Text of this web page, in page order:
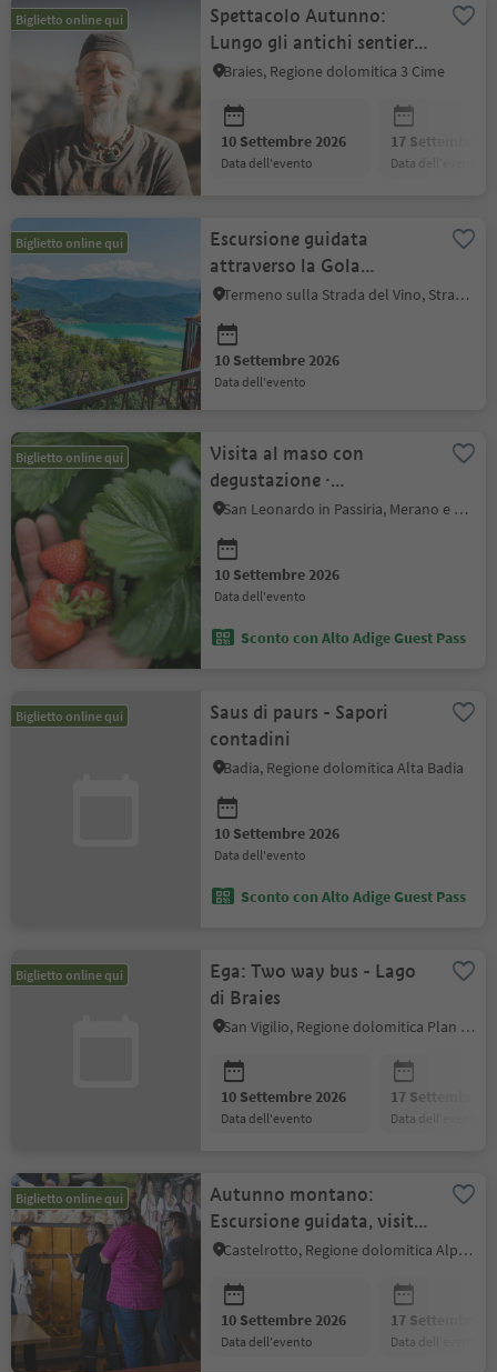
Biglietto online qui
Spettacolo Autunno:
Lungo gli antichi sentieri
dei pastori
Braies, Regione dolomitica 3 Cime
10 Settembre 2026
data dell'evento
17 Settembre
data dell'evento
Biglietto online qui
Escursione guidata
attraverso la Gola
Rastenbachklamm
Termeno sulla Strada del Vino, Strada del Vino
10 Settembre 2026
data dell'evento
Biglietto online qui
Visita al maso con
degustazione ·
Manggerhof
San Leonardo in Passiria, Merano e dintorni
10 Settembre 2026
data dell'evento
Sconto con Alto Adige Guest Pass
Biglietto online qui
Saus di paurs - Sapori
contadini
Badia, Regione dolomitica Alta Badia
10 Settembre 2026
data dell'evento
Sconto con Alto Adige Guest Pass
Biglietto online qui
Ega: Two way bus - Lago
di Braies
San Vigilio, Regione dolomitica Plan de Corones
10 Settembre 2026
data dell'evento
17 Settembre
data dell'evento
Biglietto online qui
Autunno montano:
Escursione guidata, visita
al maso a base di uova dal
Castelrotto, Regione dolomitica Alpe di Siusi
10 Settembre 2026
data dell'evento
17 Settembre
data dell'evento